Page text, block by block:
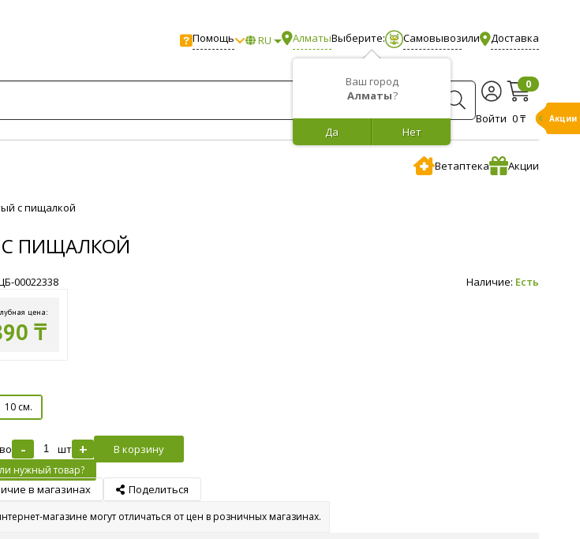
Помощь RU Алматы
Ваш город
Алматы?
Нет
Да
Выберите: Самовывозили Доставка
Войти
0
0 ₸
Ветаптека Акции
с пищалкой
С ПИЩАЛКОЙ
00022338 Наличие: Есть
цена:
₸
10 см.
- шт + В корзину
нужный товар?
в магазинах Поделиться
магазине могут отличаться от цен в розничных магазинах.
Акции